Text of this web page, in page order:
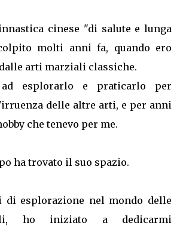
cinese "di salute e lunga
molti anni fa, quando ero
arti marziali classiche.
esplorarlo e praticarlo per
delle altre arti, e per anni
che tenevo per me.
ha trovato il suo spazio.
di esplorazione nel mondo delle
ho iniziato a dedicarmi